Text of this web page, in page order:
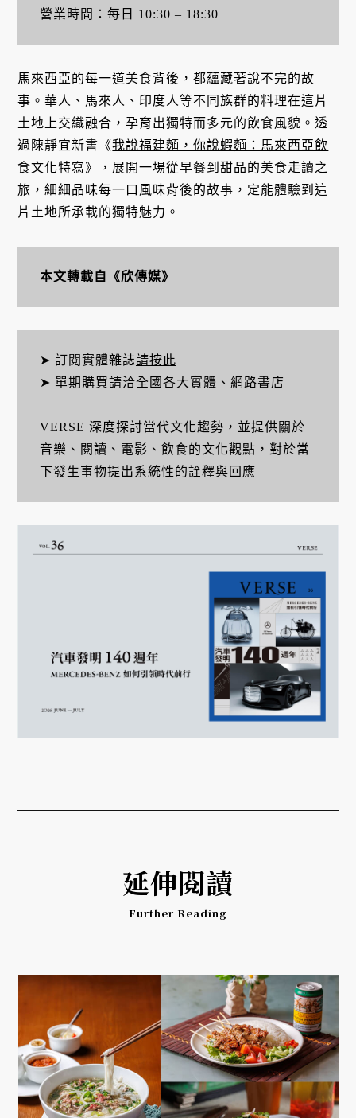
營業時間：每日 10:30 – 18:30
馬來西亞的每一道美食背後，都蘊藏著說不完的故
事。華人、馬來人、印度人等不同族群的料理在這片
土地上交織融合，孕育出獨特而多元的飲食風貌。透
過陳靜宜新書《我說福建麵，你說蝦麵：馬來西亞飲
食文化特寫》
，展開一場從早餐到甜品的美食走讀之
旅，細細品味每一口風味背後的故事，定能體驗到這
片土地所承載的獨特魅力。
本文轉載自《欣傳媒》
➤ 訂閱實體雜誌請按此
➤ 單期購買請洽全國各大實體、網路書店
VERSE 深度探討當代文化趨勢，並提供關於
音樂、閱讀、電影、飲食的文化觀點，對於當
下發生事物提出系統性的詮釋與回應
延伸閱讀
Further Reading